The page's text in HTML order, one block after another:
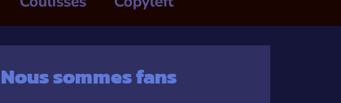
Nous sommes fans